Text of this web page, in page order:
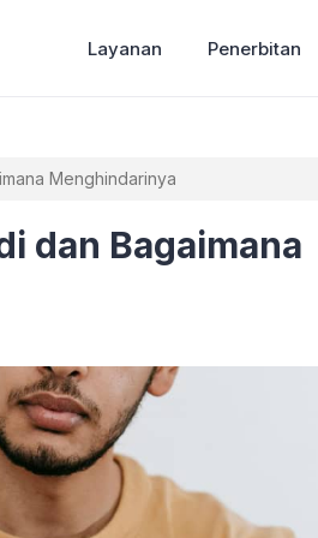
Layanan Penerbitan
Menghindarinya
dan Bagaimana